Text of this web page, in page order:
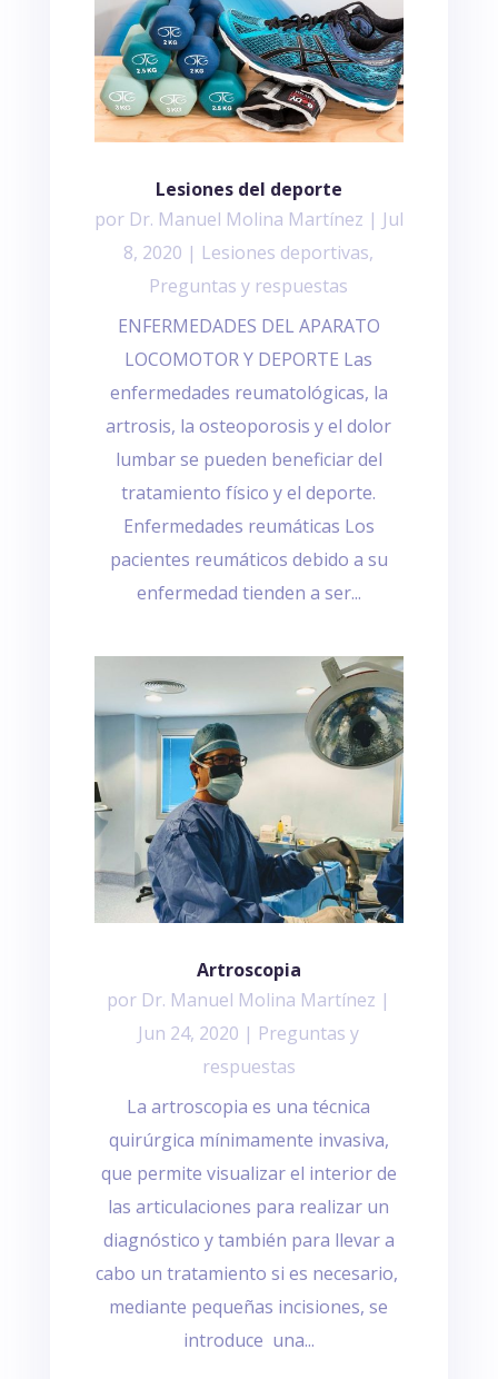
Lesiones del deporte
por Dr. Manuel Molina Martínez | Jul
8, 2020 | Lesiones deportivas,
Preguntas y respuestas
ENFERMEDADES DEL APARATO
LOCOMOTOR Y DEPORTE Las
enfermedades reumatológicas, la
artrosis, la osteoporosis y el dolor
lumbar se pueden beneficiar del
tratamiento físico y el deporte.
Enfermedades reumáticas Los
pacientes reumáticos debido a su
enfermedad tienden a ser...
Artroscopia
por Dr. Manuel Molina Martínez |
Jun 24, 2020 | Preguntas y
respuestas
La artroscopia es una técnica
quirúrgica mínimamente invasiva,
que permite visualizar el interior de
las articulaciones para realizar un
diagnóstico y también para llevar a
cabo un tratamiento si es necesario,
mediante pequeñas incisiones, se
introduce una...